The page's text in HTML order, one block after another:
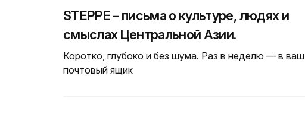
STEPPE – письма о культуре, людях и
смыслах Центральной Азии.
Коротко, глубоко и без шума. Раз в неделю — в ваш
почтовый ящик